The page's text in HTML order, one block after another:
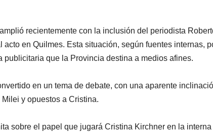
recientemente con la inclusión del periodista
en Quilmes. Esta situación, según fuentes internas,
que la Provincia destina a medios afines.
en un tema de debate, con una aparente
y opuestos a Cristina.
sobre el papel que jugará Cristina Kirchner en la interna